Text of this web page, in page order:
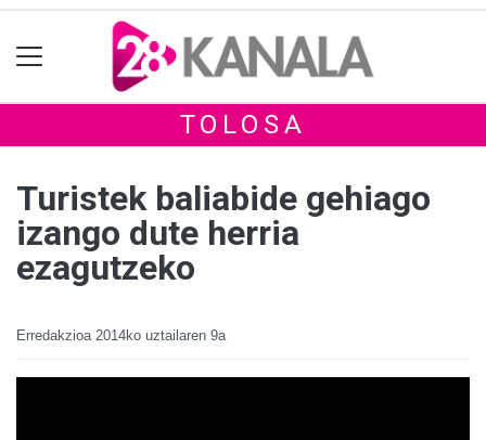
TOLOSA
Turistek baliabide gehiago
izango dute herria
ezagutzeko
Erredakzioa 2014ko uztailaren 9a